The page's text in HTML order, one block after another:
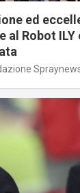
ed
al Robot ILY